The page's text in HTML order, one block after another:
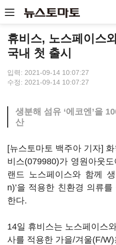
휴비스, 노스페이스
국내 첫 출시
입력: 2021-09-14 10:07:27
수정: 2021-09-14 10:07:27
생분해 섬유 ‘에코엔’을
산
[뉴스토마토 백주아 기자]
비스(079980)가 영원아웃
랜드 노스페이스와 함께
n)’을 적용한 친환경 의류
한다.
14일 휴비스는 노스페이스
사를 적용한 가을/겨울(F/